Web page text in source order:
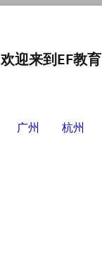
欢迎来到EF教育
广州 杭州